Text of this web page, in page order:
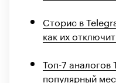
Сторис в
как их
Топ-7 аналогов
популярный